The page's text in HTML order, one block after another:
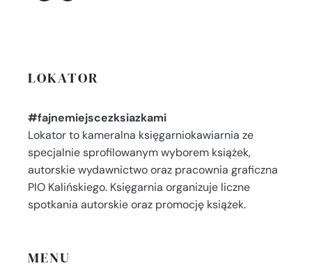
LOKATOR
#fajnemiejscezksiazkami
Lokator to kameralna księgarniokawiarnia ze
specjalnie sprofilowanym wyborem książek,
autorskie wydawnictwo oraz pracownia graficzna
PIO Kalińskiego. Księgarnia organizuje liczne
spotkania autorskie oraz promocję książek.
MENU